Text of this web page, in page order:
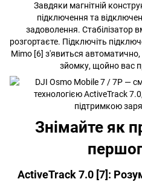
Завдяки магнітній
підключення та
задоволення. Стабілізатор
розгортаєте. Підключіть
Mimo [6] з'явиться
зйомку, щойно вас
Знімайте як
ActiveTrack 7.0 [7]: